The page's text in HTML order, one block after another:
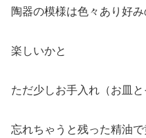
陶器の模様は色々あり好
楽しいかと
ただ少しお手入れ（お皿と
忘れちゃうと残った精油